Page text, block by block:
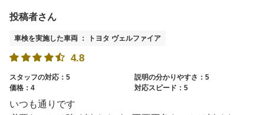
投稿者さん
車検を実施した車両 ： トヨタ ヴェルファイア
4.8
スタッフの対応：5
説明の分かりやすさ：5
価格：4
対応スピード：5
いつも通りです